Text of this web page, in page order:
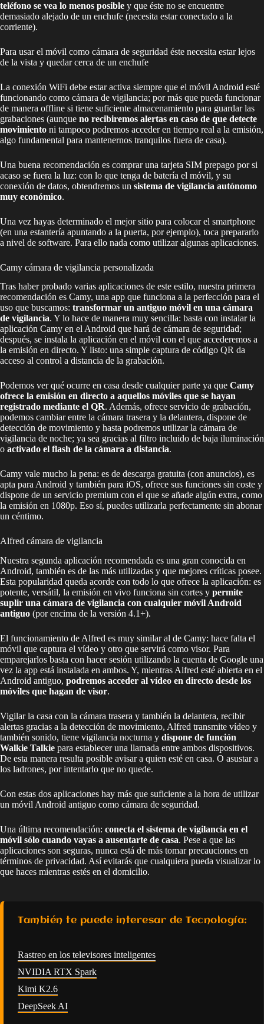
teléfono se vea lo menos posible y que éste no se encuentre
demasiado alejado de un enchufe (necesita estar conectado a la
corriente).
Para usar el móvil como cámara de seguridad éste necesita estar lejos
de la vista y quedar cerca de un enchufe
La conexión WiFi debe estar activa siempre que el móvil Android esté
funcionando como cámara de vigilancia; por más que pueda funcionar
de manera offline si tiene suficiente almacenamiento para guardar las
grabaciones (aunque no recibiremos alertas en caso de que detecte
movimiento ni tampoco podremos acceder en tiempo real a la emisión,
algo fundamental para mantenernos tranquilos fuera de casa).
Una buena recomendación es comprar una tarjeta SIM prepago por si
acaso se fuera la luz: con lo que tenga de batería el móvil, y su
conexión de datos, obtendremos un sistema de vigilancia autónomo
muy económico.
Una vez hayas determinado el mejor sitio para colocar el smartphone
(en una estantería apuntando a la puerta, por ejemplo), toca prepararlo
a nivel de software. Para ello nada como utilizar algunas aplicaciones.
Camy cámara de vigilancia personalizada
Tras haber probado varias aplicaciones de este estilo, nuestra primera
recomendación es Camy, una app que funciona a la perfección para el
uso que buscamos: transformar un antiguo móvil en una cámara
de vigilancia. Y lo hace de manera muy sencilla: basta con instalar la
aplicación Camy en el Android que hará de cámara de seguridad;
después, se instala la aplicación en el móvil con el que accederemos a
la emisión en directo. Y listo: una simple captura de código QR da
acceso al control a distancia de la grabación.
Podemos ver qué ocurre en casa desde cualquier parte ya que Camy
ofrece la emisión en directo a aquellos móviles que se hayan
registrado mediante el QR. Además, ofrece servicio de grabación,
podemos cambiar entre la cámara trasera y la delantera, dispone de
detección de movimiento y hasta podremos utilizar la cámara de
vigilancia de noche; ya sea gracias al filtro incluido de baja iluminación
o activado el flash de la cámara a distancia.
Camy vale mucho la pena: es de descarga gratuita (con anuncios), es
apta para Android y también para iOS, ofrece sus funciones sin coste y
dispone de un servicio premium con el que se añade algún extra, como
la emisión en 1080p. Eso sí, puedes utilizarla perfectamente sin abonar
un céntimo.
Alfred cámara de vigilancia
Nuestra segunda aplicación recomendada es una gran conocida en
Android, también es de las más utilizadas y que mejores críticas posee.
Esta popularidad queda acorde con todo lo que ofrece la aplicación: es
potente, versátil, la emisión en vivo funciona sin cortes y permite
suplir una cámara de vigilancia con cualquier móvil Android
antiguo (por encima de la versión 4.1+).
El funcionamiento de Alfred es muy similar al de Camy: hace falta el
móvil que captura el vídeo y otro que servirá como visor. Para
emparejarlos basta con hacer sesión utilizando la cuenta de Google una
vez la app está instalada en ambos. Y, mientras Alfred esté abierta en el
Android antiguo, podremos acceder al vídeo en directo desde los
móviles que hagan de visor.
Vigilar la casa con la cámara trasera y también la delantera, recibir
alertas gracias a la detección de movimiento, Alfred transmite vídeo y
también sonido, tiene vigilancia nocturna y dispone de función
Walkie Talkie para establecer una llamada entre ambos dispositivos.
De esta manera resulta posible avisar a quien esté en casa. O asustar a
los ladrones, por intentarlo que no quede.
Con estas dos aplicaciones hay más que suficiente a la hora de utilizar
un móvil Android antiguo como cámara de seguridad.
Una última recomendación: conecta el sistema de vigilancia en el
móvil sólo cuando vayas a ausentarte de casa. Pese a que las
aplicaciones son seguras, nunca está de más tomar precauciones en
términos de privacidad. Así evitarás que cualquiera pueda visualizar lo
que haces mientras estés en el domicilio.
También te puede interesar de Tecnología:
Rastreo en los televisores inteligentes
NVIDIA RTX Spark
Kimi K2.6
DeepSeek AI